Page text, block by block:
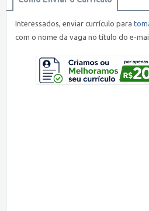
Interessados, enviar currículo para
com o nome da vaga no título do e-